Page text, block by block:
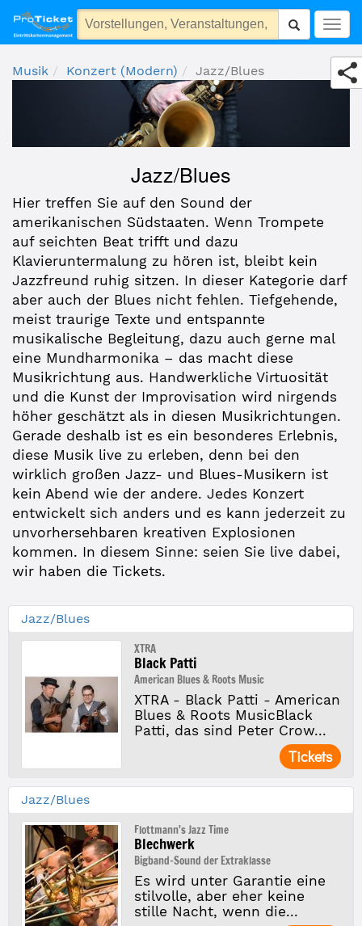
Jazz/Blues
Musik Konzert (Modern) Jazz/Blues
Jazz/Blues
Hier treffen Sie auf den Sound der
amerikanischen Südstaaten. Wenn Trompete
auf seichten Beat trifft und dazu
Klavieruntermalung zu hören ist, bleibt kein
Jazzfreund ruhig sitzen. In dieser Kategorie darf
aber auch der Blues nicht fehlen. Tiefgehende,
meist traurige Texte und entspannte
musikalische Begleitung, dazu auch gerne mal
eine Mundharmonika – das macht diese
Musikrichtung aus. Handwerkliche Virtuosität
und die Kunst der Improvisation wird nirgends
höher geschätzt als in diesen Musikrichtungen.
Gerade deshalb ist es ein besonderes Erlebnis,
diese Musik live zu erleben, denn bei den
wirklich großen Jazz- und Blues-Musikern ist
kein Abend wie der andere. Jedes Konzert
entwickelt sich anders und es kann jederzeit zu
unvorhersehbaren kreativen Explosionen
kommen. In diesem Sinne: seien Sie live dabei,
wir haben die Tickets.
Jazz/Blues
XTRA
Black Patti
American Blues & Roots Music
XTRA - Black Patti - American
Blues & Roots MusicBlack
Patti, das sind Peter Crow...
Tickets
Jazz/Blues
Flottmann's Jazz Time
Blechwerk
Bigband-Sound der Extraklasse
Es wird unter Garantie eine
stilvolle, aber eher keine
stille Nacht, wenn die...